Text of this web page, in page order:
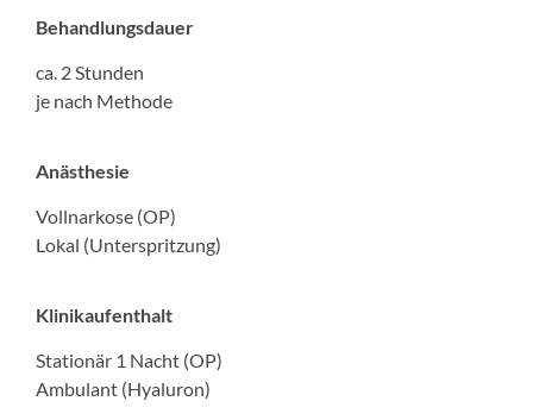
Behandlungsdauer
ca. 2 Stunden
je nach Methode
Anästhesie
Vollnarkose (OP)
Lokal (Unterspritzung)
Klinikaufenthalt
Stationär 1 Nacht (OP)
Ambulant (Hyaluron)